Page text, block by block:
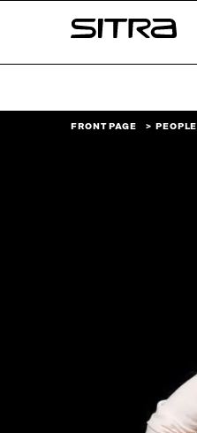
↓
Sitra
FRONT PAGE PEOPLE